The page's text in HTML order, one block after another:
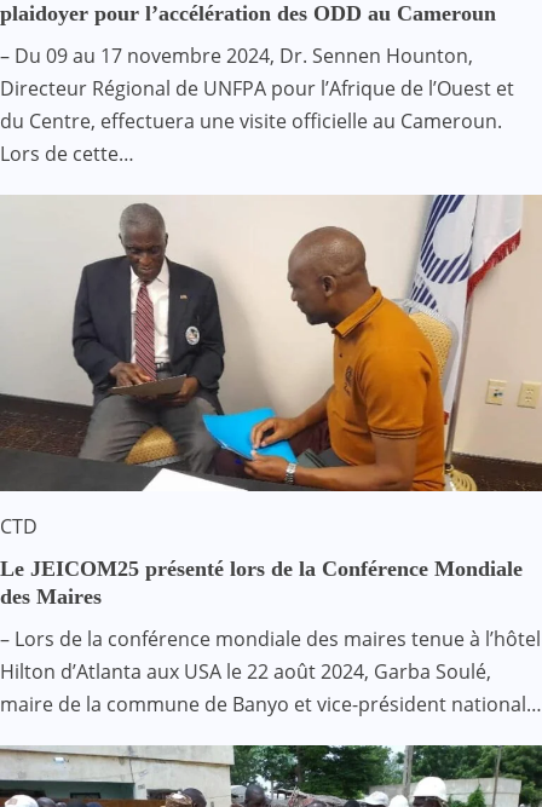
plaidoyer pour l’accélération des ODD au Cameroun
– Du 09 au 17 novembre 2024, Dr. Sennen Hounton,
Directeur Régional de UNFPA pour l’Afrique de l’Ouest et
du Centre, effectuera une visite officielle au Cameroun.
Lors de cette…
CTD
Le JEICOM25 présenté lors de la Conférence Mondiale
des Maires
– Lors de la conférence mondiale des maires tenue à l’hôtel
Hilton d’Atlanta aux USA le 22 août 2024, Garba Soulé,
maire de la commune de Banyo et vice-président national…